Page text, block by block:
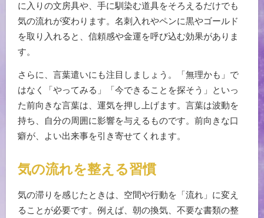
に入りの文房具や、手に馴染む道具をそろえるだけでも
気の流れが変わります。名刺入れやペンに黒やゴールド
を取り入れると、信頼感や金運を呼び込む効果がありま
す。
さらに、言葉遣いにも注目しましょう。「無理かも」で
はなく「やってみる」「今できることを探そう」といっ
た前向きな言葉は、運気を押し上げます。言葉は波動を
持ち、自分の周囲に影響を与えるものです。前向きな口
癖が、よい出来事を引き寄せてくれます。
気の流れを整える習慣
気の滞りを感じたときは、空間や行動を「流れ」に変え
ることが必要です。例えば、朝の換気、不要な書類の整